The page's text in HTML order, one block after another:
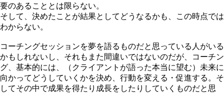
要のあることとは限らない。
そして、決めたことが結果としてどうなるかも、この時点では
わからない。
コーチングセッションを夢を語るものだと思っている人がいる
かもしれないし、それもまた間違いではないのだが、コーチン
グ、基本的には、（クライアントが語った本当に望む）未来に
向かってどうしていくかを決め、行動を変える・促進する。そ
してその中で成果を得たり成長をしたりしていくものだと思